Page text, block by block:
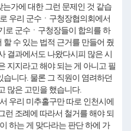
가에 대한 그런 문제인 것 같습
우리 군수ㆍ구청장협의회에서
로 군수ㆍ구청장들이 합의를 하
수 있는 법적 근거를 만들어 줬
결과에서도 나왔다시피 많은 시
지지라고 해야 되는 게 아니고 필
니다. 물론 그 직원이 염려하던
많은 고민을 했습니다.
우리 미추홀구만 따로 인천시에
런 조례에 따라서 철거를 해야 되
하는 게 맞다라는 판단 하에 가